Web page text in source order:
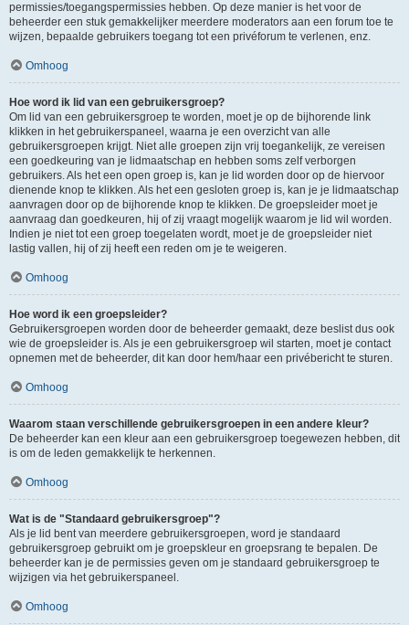
permissies/toegangspermissies hebben. Op deze manier is het voor de
beheerder een stuk gemakkelijker meerdere moderators aan een forum toe te
wijzen, bepaalde gebruikers toegang tot een privéforum te verlenen, enz.
Omhoog
Hoe word ik lid van een gebruikersgroep?
Om lid van een gebruikersgroep te worden, moet je op de bijhorende link
klikken in het gebruikerspaneel, waarna je een overzicht van alle
gebruikersgroepen krijgt. Niet alle groepen zijn vrij toegankelijk, ze vereisen
een goedkeuring van je lidmaatschap en hebben soms zelf verborgen
gebruikers. Als het een open groep is, kan je lid worden door op de hiervoor
dienende knop te klikken. Als het een gesloten groep is, kan je je lidmaatschap
aanvragen door op de bijhorende knop te klikken. De groepsleider moet je
aanvraag dan goedkeuren, hij of zij vraagt mogelijk waarom je lid wil worden.
Indien je niet tot een groep toegelaten wordt, moet je de groepsleider niet
lastig vallen, hij of zij heeft een reden om je te weigeren.
Omhoog
Hoe word ik een groepsleider?
Gebruikersgroepen worden door de beheerder gemaakt, deze beslist dus ook
wie de groepsleider is. Als je een gebruikersgroep wil starten, moet je contact
opnemen met de beheerder, dit kan door hem/haar een privébericht te sturen.
Omhoog
Waarom staan verschillende gebruikersgroepen in een andere kleur?
De beheerder kan een kleur aan een gebruikersgroep toegewezen hebben, dit
is om de leden gemakkelijk te herkennen.
Omhoog
Wat is de "Standaard gebruikersgroep"?
Als je lid bent van meerdere gebruikersgroepen, word je standaard
gebruikersgroep gebruikt om je groepskleur en groepsrang te bepalen. De
beheerder kan je de permissies geven om je standaard gebruikersgroep te
wijzigen via het gebruikerspaneel.
Omhoog